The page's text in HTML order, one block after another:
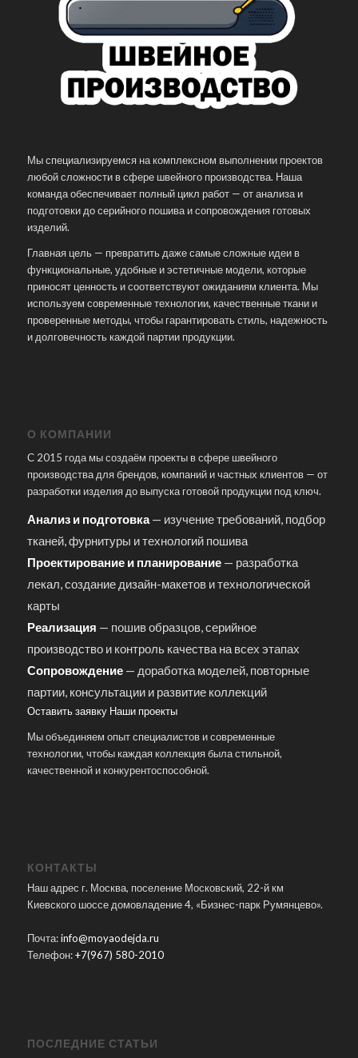
Мы специализируемся на комплексном выполнении проектов
любой сложности в сфере швейного производства. Наша
команда обеспечивает полный цикл работ — от анализа и
подготовки до серийного пошива и сопровождения готовых
изделий.
Главная цель — превратить даже самые сложные идеи в
функциональные, удобные и эстетичные модели, которые
приносят ценность и соответствуют ожиданиям клиента. Мы
используем современные технологии, качественные ткани и
проверенные методы, чтобы гарантировать стиль, надежность
и долговечность каждой партии продукции.
О КОМПАНИИ
С 2015 года мы создаём проекты в сфере швейного
производства для брендов, компаний и частных клиентов — от
разработки изделия до выпуска готовой продукции под ключ.
Анализ и подготовка— изучение требований, подбор
тканей, фурнитуры и технологий пошива
Проектирование и планирование— разработка
лекал, создание дизайн-макетов и технологической
карты
Реализация — пошив образцов, серийное
производство и контроль качества на всех этапах
Сопровождение— доработка моделей, повторные
партии, консультации и развитие коллекций
Оставить заявку Наши проекты
Мы объединяем опыт специалистов и современные
технологии, чтобы каждая коллекция была стильной,
качественной и конкурентоспособной.
КОНТАКТЫ
Наш адрес г. Москва, поселение Московский, 22-й км
Киевского шоссе домовладение 4, «Бизнес-парк Румянцево».
Почта:info@moyaodejda.ru
Телефон:+7(967) 580-2010
ПОСЛЕДНИЕ СТАТЬИ